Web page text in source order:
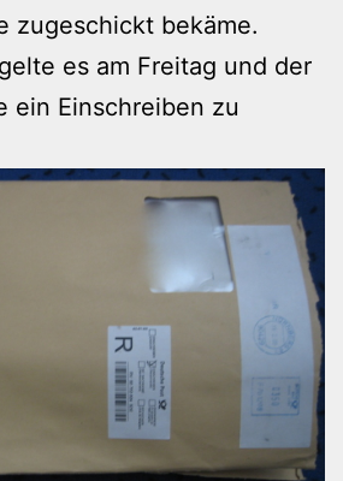
zugeschickt bekäme.
es am Freitag und der
ein Einschreiben zu